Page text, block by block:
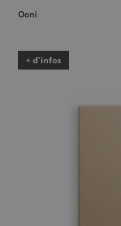
Ooni
+ d’infos